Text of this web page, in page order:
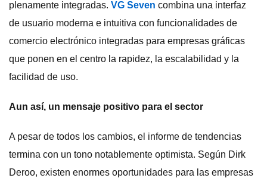
plenamente integradas. VG Seven combina una interfaz
de usuario moderna e intuitiva con funcionalidades de
comercio electrónico integradas para empresas gráficas
que ponen en el centro la rapidez, la escalabilidad y la
facilidad de uso.
Aun así, un mensaje positivo para el sector
A pesar de todos los cambios, el informe de tendencias
termina con un tono notablemente optimista. Según Dirk
Deroo, existen enormes oportunidades para las empresas